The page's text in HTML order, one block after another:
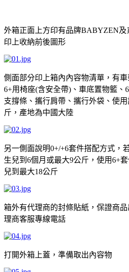
外箱正面上方印有品牌BABYZEN及
印上收納前後圖形
側面部分印上箱內內容物清單，有
6+用椅座(含安全帶) 、車底置物籃、
支撐條、攜行肩帶、攜行外袋、使
斤，產地為中國大陸
另一側面說明0+/+6套件搭配方式，
生兒到6個月或最大9公斤，使用6+
兒到最大18公斤
箱外有代理商的封條貼紙，保證商
理商客服專線電話
打開外箱上蓋，準備取出內容物